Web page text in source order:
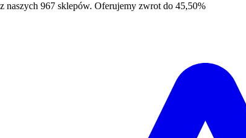
naszych 967 sklepów. Oferujemy zwrot do 45,50%